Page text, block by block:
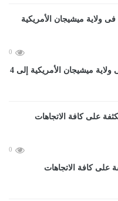
0
ارتفاع عدد قتلى إطلاق نار على كنيسة فى ولاية ميشيجان الأمريكية إلى 4
0
على كافة الاتجاهات